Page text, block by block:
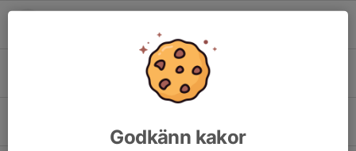
Godkänn kakor